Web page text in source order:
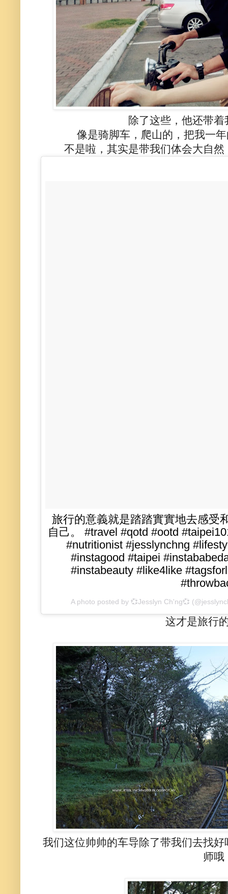
除了这些，他还带
像是骑脚车，爬山的，把我一
不是啦，其实是带我们体会大自
旅行的意義就是踏踏實實地去感受
自己。 #travel #qotd #ootd
#nutritionist #jesslynchng
#instagood #taipei
#instabeauty #like4like
A photo posted by 💞Jesslyn Ch'ng💞
这才是旅行
我们这位帅帅的车导除了带我们去找
师哦